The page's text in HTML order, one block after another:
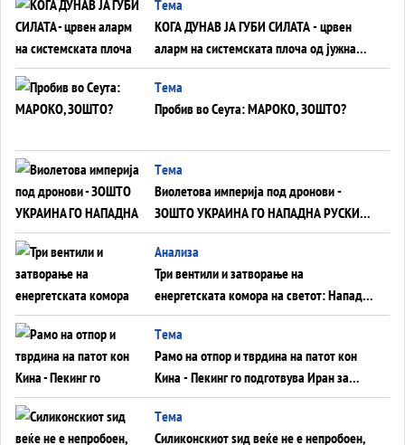
Tема
КОГА ДУНАВ ЈА ГУБИ СИЛАТА - црвен
аларм на системската плоча од јужна
Германија до Црното Море...
Tема
Пробив во Сеута: МАРОКО, ЗОШТО?
Tема
Виолетова империја под дронови -
ЗОШТО УКРАИНА ГО НАПАДНА РУСКИОТ
WILDBERRIES
Aнализа
Три вентили и затворање на
енергетската комора на светот: Нападот
во Суец најавува глобален енергетски
инфаркт?
Tема
Рамо на отпор и тврдина на патот кон
Кина - Пекинг го подготвува Иран за
американска копнена инвазија
Tема
Силиконскиот ѕид веќе не е непробоен,